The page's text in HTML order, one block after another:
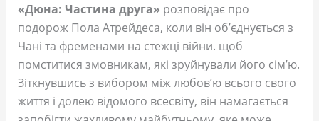
«Дюна: Частина друга» розповідає про
подорож Пола Атрейдеса, коли він об’єднується з
Чані та фременами на стежці війни. щоб
помститися змовникам, які зруйнували його сім’ю.
Зіткнувшись з вибором між любов’ю всього свого
життя і долею відомого всесвіту, він намагається